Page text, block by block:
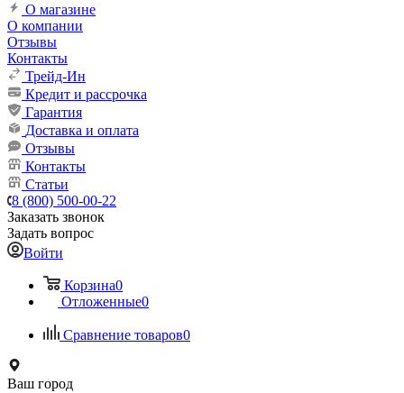
О магазине
О компании
Отзывы
Контакты
Трейд-Ин
Кредит и рассрочка
Гарантия
Доставка и оплата
Отзывы
Контакты
Статьи
8 (800) 500-00-22
Заказать звонок
Задать вопрос
Войти
Корзина0
Отложенные0
Сравнение товаров0
Ваш город